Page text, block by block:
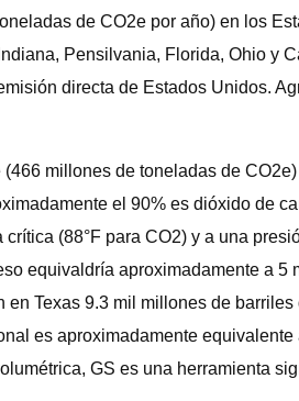
de CO2e por año) en los
Pensilvania, Florida, Ohio y
directa de Estados Unidos.
millones de toneladas de
el 90% es dióxido de
(88°F para CO2) y a una
equivaldría aproximadamente a
Texas 9.3 mil millones de
es aproximadamente
GS es una herramienta